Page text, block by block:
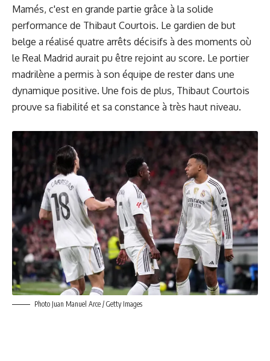
Mamés, c'est en grande partie grâce à la solide
performance de Thibaut Courtois. Le gardien de but
belge a réalisé quatre arrêts décisifs à des moments où
le Real Madrid aurait pu être rejoint au score. Le portier
madrilène a permis à son équipe de rester dans une
dynamique positive. Une fois de plus, Thibaut Courtois
prouve sa fiabilité et sa constance à très haut niveau.
Photo Juan Manuel Arce / Getty Images